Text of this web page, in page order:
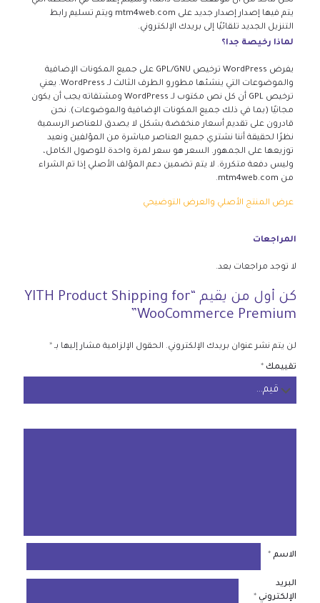
يتم فيها إصدار إصدار جديد على mtm4web.com ويتم تسليم رابط
التنزيل الجديد تلقائيًا إلى بريدك الإلكتروني.
لماذا رخيصة جدا؟
يفرض WordPress ترخيص GPL/GNU على جميع المكونات الإضافية
والموضوعات التي ينشئها مطورو الطرف الثالث لـ WordPress. يعني
ترخيص GPL أن كل نص مكتوب لـ WordPress ومشتقاته يجب أن يكون
مجانيًا (بما في ذلك جميع المكونات الإضافية والموضوعات). نحن
قادرون على تقديم أسعار منخفضة بشكل لا يصدق للعناصر الرسمية
نظرًا لحقيقة أننا نشتري جميع العناصر مباشرة من المؤلفين ونعيد
توزيعها على الجمهور. السعر هو سعر لمرة واحدة للوصول الكامل،
وليس دفعة متكررة. لا يتم تضمين دعم المؤلف الأصلي إذا تم الشراء
من mtm4web.com.
عرض المنتج الأصلي والعرض التوضيحي
المراجعات
لا توجد مراجعات بعد.
كن أول من يقيم “YITH Product Shipping for
WooCommerce Premium”
لن يتم نشر عنوان بريدك الإلكتروني. الحقول الإلزامية مشار إليها بـ *
تقييمك *
الاسم *
البريد
الإلكتروني *